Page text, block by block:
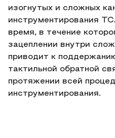
изогнутых и сложных
инструментирования
время, в течение
зацеплении внутри
приводит к
тактильной обратной
протяжении всей
инструментирования.